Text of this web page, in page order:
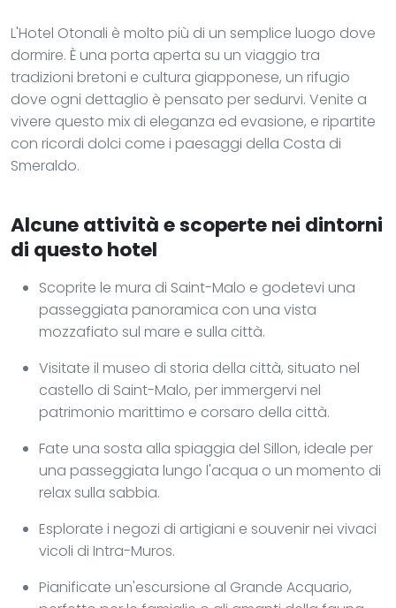
L'Hotel Otonali è molto più di un semplice luogo dove
dormire. È una porta aperta su un viaggio tra
tradizioni bretoni e cultura giapponese, un rifugio
dove ogni dettaglio è pensato per sedurvi. Venite a
vivere questo mix di eleganza ed evasione, e ripartite
con ricordi dolci come i paesaggi della Costa di
Smeraldo.
Alcune attività e scoperte nei dintorni
di questo hotel
Scoprite le mura di Saint-Malo e godetevi una
passeggiata panoramica con una vista
mozzafiato sul mare e sulla città.
Visitate il museo di storia della città, situato nel
castello di Saint-Malo, per immergervi nel
patrimonio marittimo e corsaro della città.
Fate una sosta alla spiaggia del Sillon, ideale per
una passeggiata lungo l'acqua o un momento di
relax sulla sabbia.
Esplorate i negozi di artigiani e souvenir nei vivaci
vicoli di Intra-Muros.
Pianificate un'escursione al Grande Acquario,